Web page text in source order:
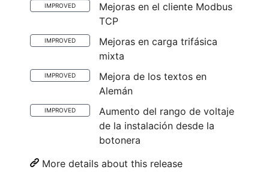
IMPROVED
Mejoras en el cliente Modbus
TCP
IMPROVED
Mejoras en carga trifásica
mixta
IMPROVED
Mejora de los textos en
Alemán
IMPROVED
Aumento del rango de voltaje
de la instalación desde la
botonera
More details about this release